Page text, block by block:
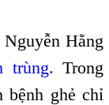
Hằng
trùng. Trong
bệnh ghẻ chỉ